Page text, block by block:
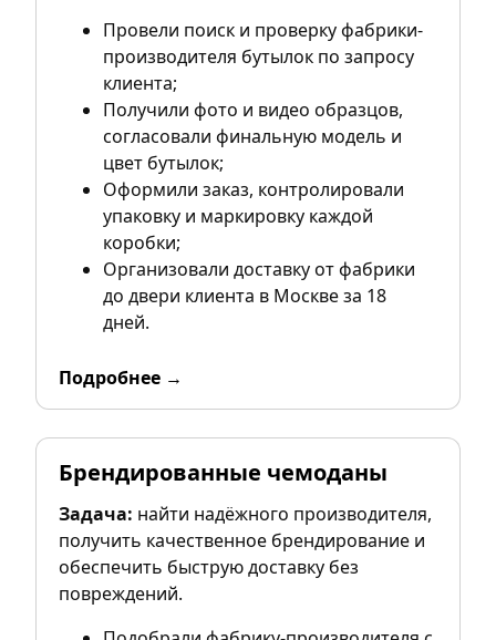
Провели поиск и проверку фабрики-
производителя бутылок по запросу
клиента;
Получили фото и видео образцов,
согласовали финальную модель и
цвет бутылок;
Оформили заказ, контролировали
упаковку и маркировку каждой
коробки;
Организовали доставку от фабрики
до двери клиента в Москве за 18
дней.
Подробнее →
Брендированные чемоданы
Задача: найти надёжного производителя,
получить качественное брендирование и
обеспечить быструю доставку без
повреждений.